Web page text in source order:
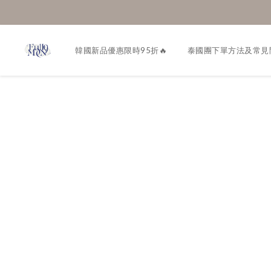
韓國新品優惠限時95折🔥 泰國團下單方法及常